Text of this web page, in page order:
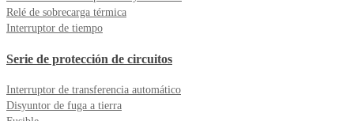
Relé de sobrecarga térmica
Interruptor de tiempo
Serie de protección de circuitos
Interruptor de transferencia automático
Disyuntor de fuga a tierra